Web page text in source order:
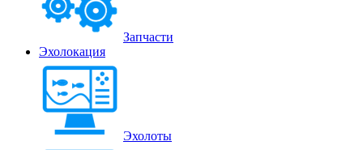
Запчасти
Эхолокация
Эхолоты